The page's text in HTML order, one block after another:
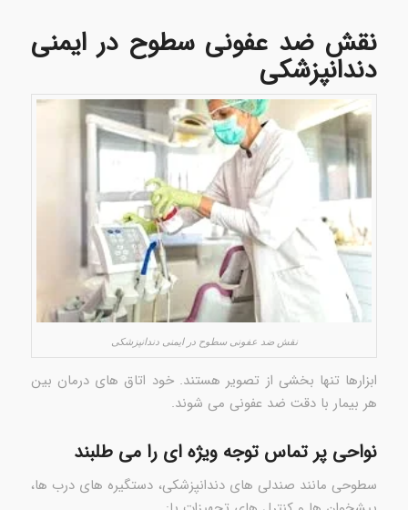
نقش ضد عفونی سطوح در ایمنی
دندانپزشکی
نقش ضد عفونی سطوح در ایمنی دندانپزشکی
ابزارها تنها بخشی از تصویر هستند. خود اتاق های درمان بین
هر بیمار با دقت ضد عفونی می شوند.
نواحی پر تماس توجه ویژه ای را می طلبند
سطوحی مانند صندلی های دندانپزشکی، دستگیره های درب ها،